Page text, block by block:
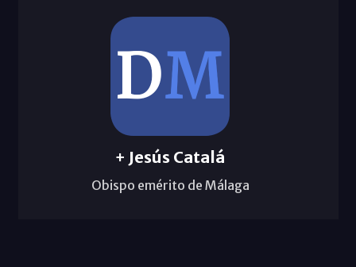
+ Jesús Catalá
Obispo emérito de Málaga